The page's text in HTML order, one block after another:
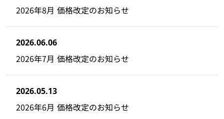
2026年8月 価格改定のお知らせ
2026.06.06
2026年7月 価格改定のお知らせ
2026.05.13
2026年6月 価格改定のお知らせ